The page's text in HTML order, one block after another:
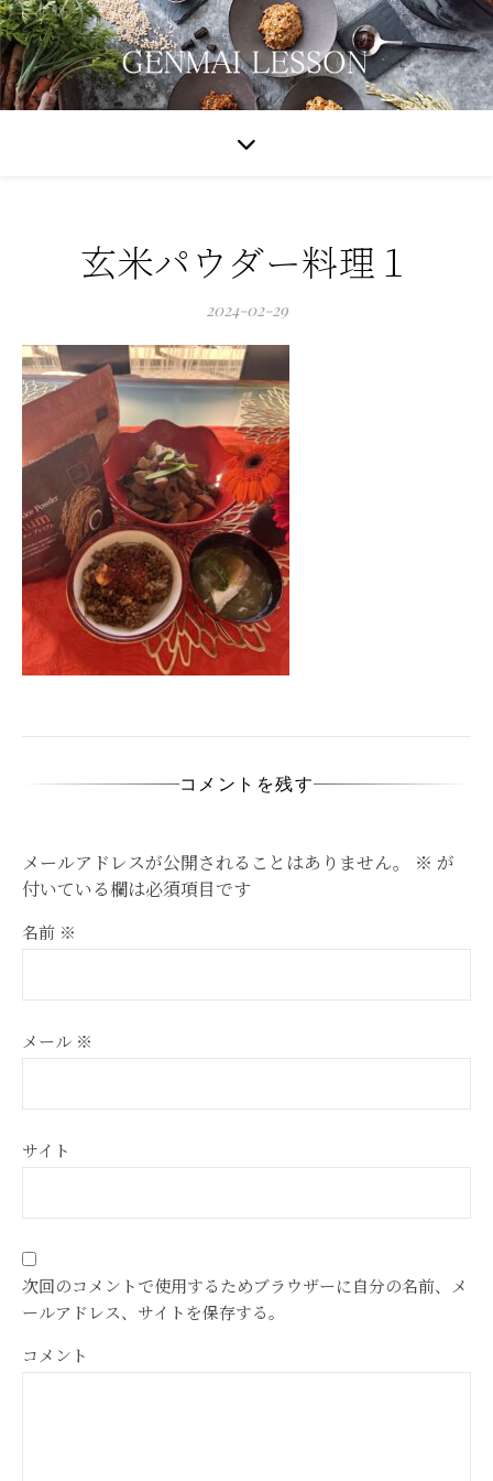
玄米パウダー料理１
2024-02-29
コメントを残す
メールアドレスが公開されることはありません。 ※ が
付いている欄は必須項目です
名前 ※
メール ※
サイト
次回のコメントで使用するためブラウザーに自分の名前、メ
ールアドレス、サイトを保存する。
コメント